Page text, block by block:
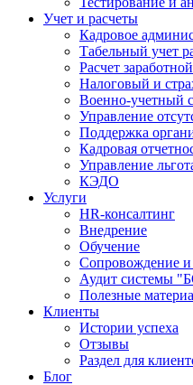
Учет и расчеты
Кадровое
Табельный учет
Расчет
Налоговый и
Военно-учетный
Управление
Поддержка
Кадровая
Управление
КЭДО
Услуги
HR-консалтинг
Внедрение
Обучение
Сопровождение и
Аудит системы
Полезные
Клиенты
Истории успеха
Отзывы
Раздел для
Блог